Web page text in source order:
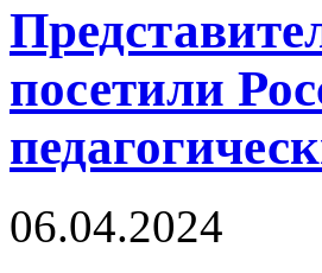
посетили
06.04.2024